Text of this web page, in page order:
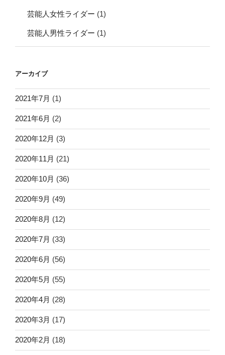
芸能人女性ライダー (1)
芸能人男性ライダー (1)
アーカイブ
2021年7月 (1)
2021年6月 (2)
2020年12月 (3)
2020年11月 (21)
2020年10月 (36)
2020年9月 (49)
2020年8月 (12)
2020年7月 (33)
2020年6月 (56)
2020年5月 (55)
2020年4月 (28)
2020年3月 (17)
2020年2月 (18)